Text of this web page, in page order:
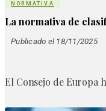
NORMATIVA
La normativa de
Publicado el 18/11/2025
El Consejo de Europa